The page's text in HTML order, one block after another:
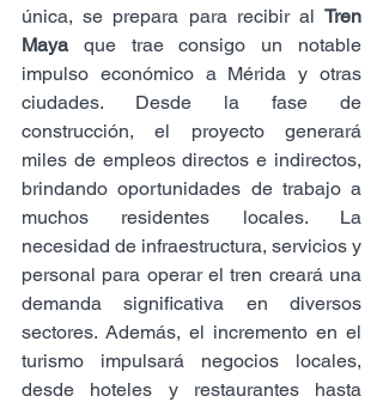
única, se prepara para recibir al Tren
Maya que trae consigo un notable
impulso económico a Mérida y otras
ciudades. Desde la fase de
construcción, el proyecto generará
miles de empleos directos e indirectos,
brindando oportunidades de trabajo a
muchos residentes locales. La
necesidad de infraestructura, servicios y
personal para operar el tren creará una
demanda significativa en diversos
sectores. Además, el incremento en el
turismo impulsará negocios locales,
desde hoteles y restaurantes hasta